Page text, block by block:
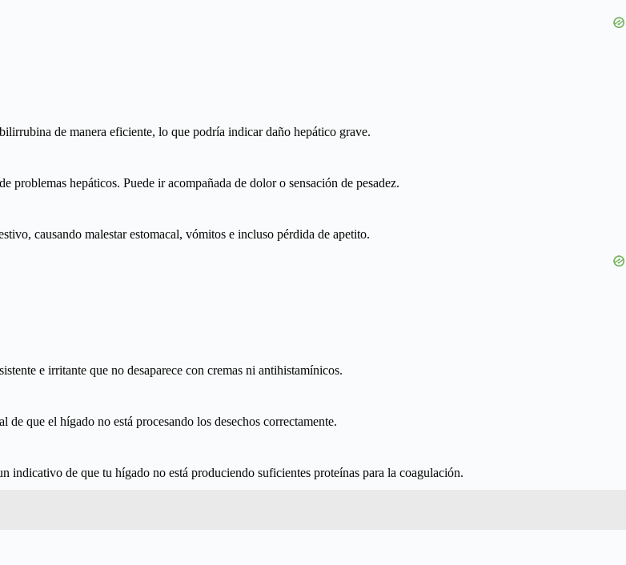
de manera eficiente, lo que podría indicar daño hepático grave.
hepáticos. Puede ir acompañada de dolor o sensación de pesadez.
causando malestar estomacal, vómitos e incluso pérdida de apetito.
e irritante que no desaparece con cremas ni antihistamínicos.
que el hígado no está procesando los desechos correctamente.
indicativo de que tu hígado no está produciendo suficientes proteínas para la coagulación.